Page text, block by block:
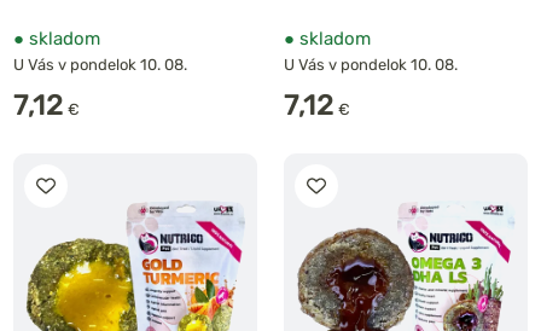
● skladom
U Vás v pondelok 10. 08.
7,12 €
● skladom
U Vás v pondelok 10. 08.
7,12 €